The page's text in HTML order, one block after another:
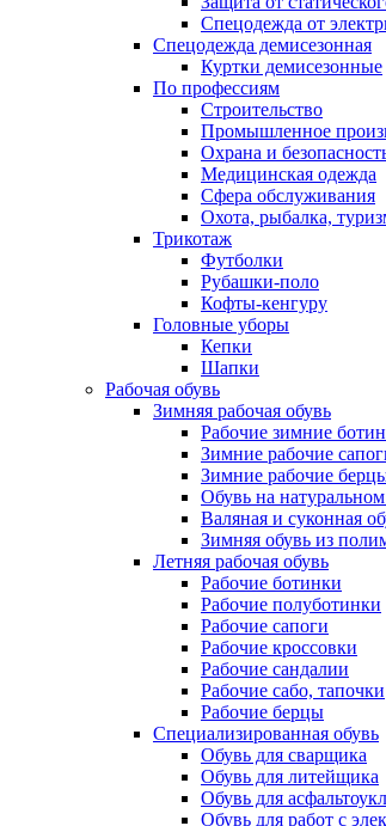
Спецодежда от
Спецодежда демисезонная
Куртки демисезонные
По профессиям
Строительство
Промышленное
Охрана и
Медицинская одежда
Сфера обслуживания
Охота, рыбалка,
Трикотаж
Футболки
Рубашки-поло
Кофты-кенгуру
Головные уборы
Кепки
Шапки
Рабочая обувь
Зимняя рабочая обувь
Рабочие зимние
Зимние рабочие
Зимние рабочие
Обувь на
Валяная и суконная
Зимняя обувь из
Летняя рабочая обувь
Рабочие ботинки
Рабочие полуботинки
Рабочие сапоги
Рабочие кроссовки
Рабочие сандалии
Рабочие сабо, тапочки
Рабочие берцы
Специализированная обувь
Обувь для сварщика
Обувь для литейщика
Обувь для
Обувь для работ с